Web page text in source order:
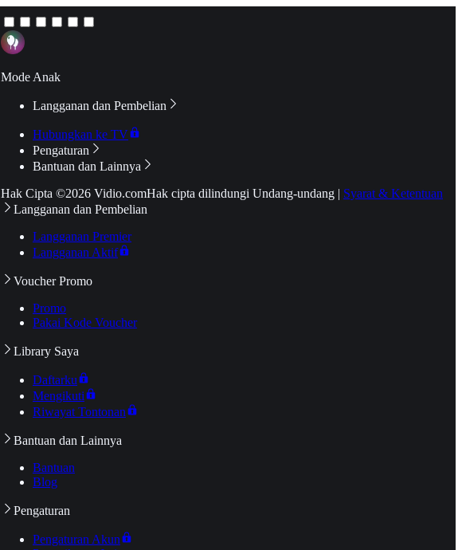
Mode Anak
Langganan dan Pembelian
Hubungkan ke TV
Pengaturan
Bantuan dan Lainnya
Hak Cipta ©2026 Vidio.comHak cipta dilindungi Undang-undang | Syarat & Ketentuan
Langganan dan Pembelian
Langganan Premier
Langganan Aktif
Voucher Promo
Promo
Pakai Kode Voucher
Library Saya
Daftarku
Mengikuti
Riwayat Tontonan
Bantuan dan Lainnya
Bantuan
Blog
Pengaturan
Pengaturan Akun